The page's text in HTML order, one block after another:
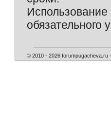
обязательного
© 2010 - 2026 forumpugacheva.ru